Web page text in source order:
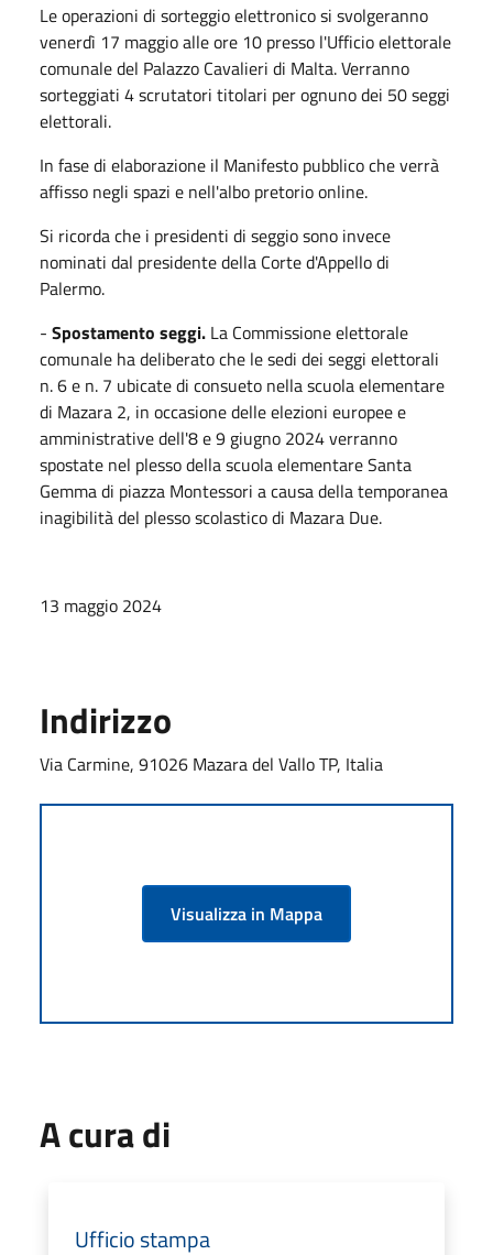
Le operazioni di sorteggio elettronico si svolgeranno
venerdì 17 maggio alle ore 10 presso l'Ufficio elettorale
comunale del Palazzo Cavalieri di Malta. Verranno
sorteggiati 4 scrutatori titolari per ognuno dei 50 seggi
elettorali.
In fase di elaborazione il Manifesto pubblico che verrà
affisso negli spazi e nell'albo pretorio online.
Si ricorda che i presidenti di seggio sono invece
nominati dal presidente della Corte d'Appello di
Palermo.
- Spostamento seggi. La Commissione elettorale
comunale ha deliberato che le sedi dei seggi elettorali
n. 6 e n. 7 ubicate di consueto nella scuola elementare
di Mazara 2, in occasione delle elezioni europee e
amministrative dell'8 e 9 giugno 2024 verranno
spostate nel plesso della scuola elementare Santa
Gemma di piazza Montessori a causa della temporanea
inagibilità del plesso scolastico di Mazara Due.
13 maggio 2024
Indirizzo
Via Carmine, 91026 Mazara del Vallo TP, Italia
Visualizza in Mappa
A cura di
Ufficio stampa